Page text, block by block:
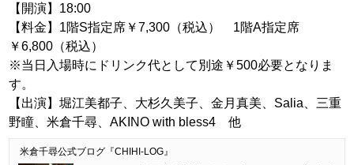
【開演】18:00
【料金】1階S指定席￥7,300（税込） 1階A指定席
￥6,800（税込）
※当日入場時にドリンク代として別途￥500必要となりま
す。
【出演】堀江美都子、大杉久美子、金月真美、Salia、三重
野瞳、米倉千尋、AKINO with bless4 他
米倉千尋公式ブログ『CHIHI-LOG』